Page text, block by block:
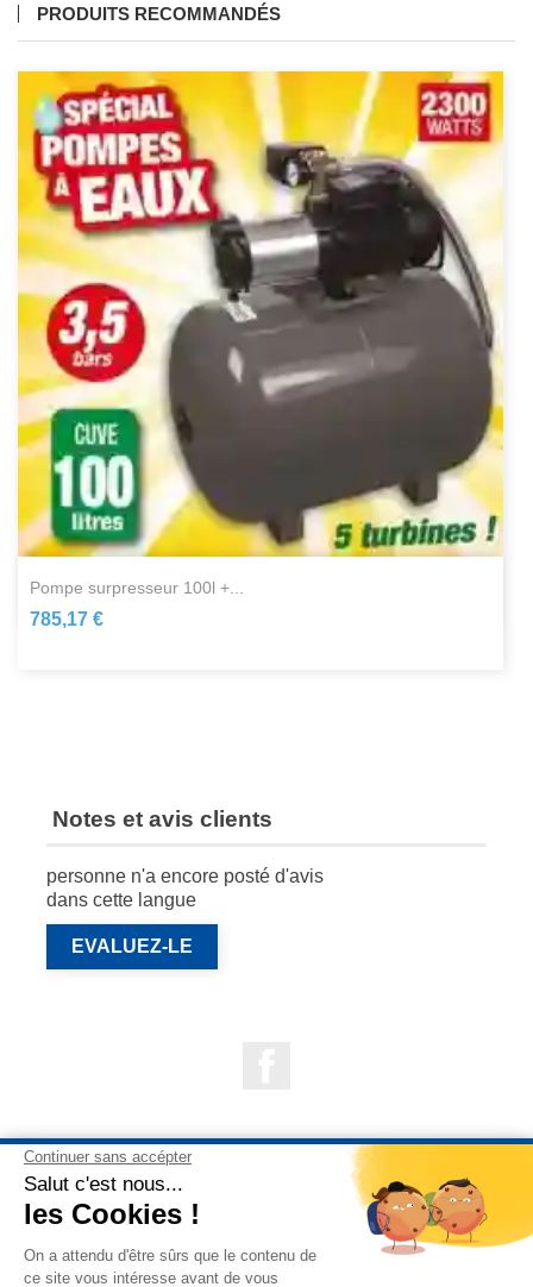
PRODUITS RECOMMANDÉS
pompe surpresseur 100l +...
785,17 €
Notes et avis clients
personne n'a encore posté d'avis
dans cette langue
EVALUEZ-LE
NOS PRODUITS
